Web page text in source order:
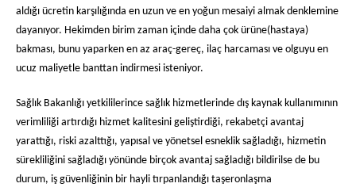
aldığı ücretin karşılığında en uzun ve en yoğun mesaiyi almak denklemine
dayanıyor. Hekimden birim zaman içinde daha çok ürüne(hastaya)
bakması, bunu yaparken en az araç-gereç, ilaç harcaması ve olguyu en
ucuz maliyetle banttan indirmesi isteniyor.
Sağlık Bakanlığı yetkililerince sağlık hizmetlerinde dış kaynak kullanımının
verimliliği artırdığı hizmet kalitesini geliştirdiği, rekabetçi avantaj
yarattığı, riski azalttığı, yapısal ve yönetsel esneklik sağladığı, hizmetin
sürekliliğini sağladığı yönünde birçok avantaj sağladığı bildirilse de bu
durum, iş güvenliğinin bir hayli tırpanlandığı taşeronlaşma